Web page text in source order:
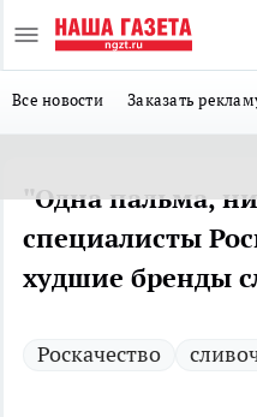
Все новости Заказать
"Одна пальма,
специалисты
худшие бренды
Роскачество